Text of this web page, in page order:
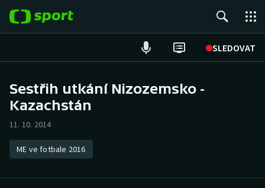
SLEDOVAT
ME v plavání
Hokej
Sestřih utkání Nizozemsko -
Kazachstán
11. 10. 2014
ME ve fotbale 2016